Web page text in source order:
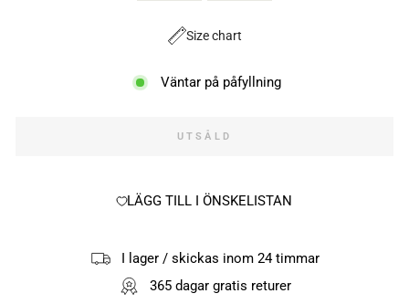
Size chart
Väntar på påfyllning
UTSÅLD
LÄGG TILL I ÖNSKELISTAN
I lager / skickas inom 24 timmar
365 dagar gratis returer